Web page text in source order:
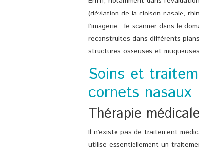
(déviation de la cloison nasale,
l’imagerie : le scanner dans le
reconstruites dans différents
structures osseuses et
Soins et
cornets nasaux
Thérapie médicale
Il n’existe pas de traitement
utilise essentiellement un